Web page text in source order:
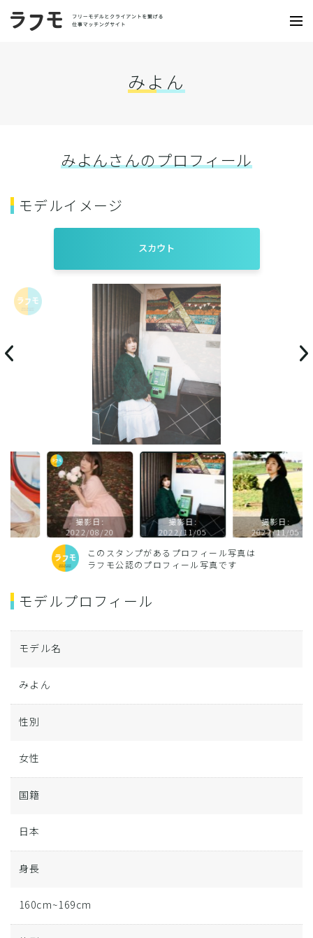
みよん
みよんさんのプロフィール
モデルイメージ
スカウト
撮影日:
2022/08/20
撮影日:
2022/11/05
撮影日:
2022/11/05
このスタンプがあるプロフィール写真は
ラフモ公認のプロフィール写真です
モデルプロフィール
モデル名
みよん
性別
女性
国籍
日本
身長
160cm~169cm